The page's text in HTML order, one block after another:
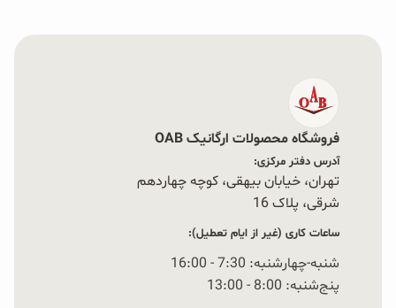
فروشگاه محصولات ارگانیک OAB
آدرس دفتر مرکزی:
تهران، خیابان بیهقی، کوچه چهاردهم
شرقی، پلاک 16‭
ساعات کاری (غیر از ایام تعطیل):
شنبه-چهارشنبه: 7:30 - 16:00
پنج‌شنبه: 8:00 - 13:00